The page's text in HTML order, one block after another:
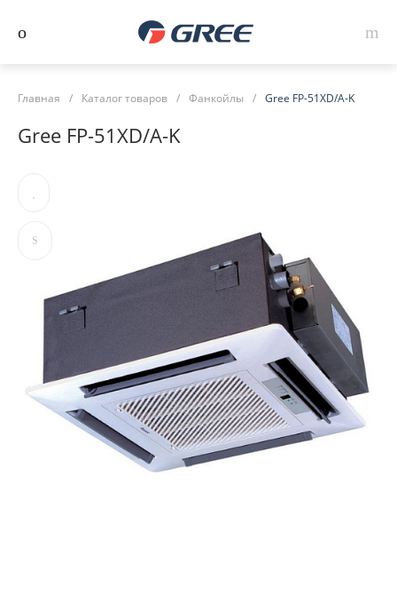
Главная / Каталог товаров / Фанкойлы / Gree FP-51XD/A-K
Gree FP-51XD/A-K